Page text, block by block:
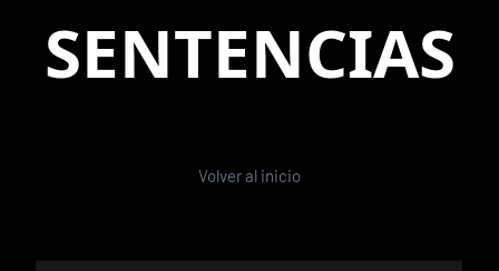
SENTENCIAS
Volver al inicio